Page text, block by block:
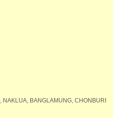
NAKLUA, BANGLAMUNG, CHONBURI